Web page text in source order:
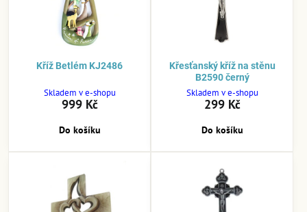
Kříž Betlém KJ2486
Skladem v e-shopu
999 Kč
Do košíku
Křesťanský kříž na stěnu
B2590 černý
Skladem v e-shopu
299 Kč
Do košíku